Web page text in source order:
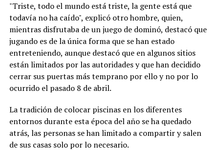
"Triste, todo el mundo está triste, la gente está que
todavía no ha caído", explicó otro hombre, quien,
mientras disfrutaba de un juego de dominó, destacó que
jugando es de la única forma que se han estado
entreteniendo, aunque destacó que en algunos sitios
están limitados por las autoridades y que han decidido
cerrar sus puertas más temprano por ello y no por lo
ocurrido el pasado 8 de abril.
La tradición de colocar piscinas en los diferentes
entornos durante esta época del año se ha quedado
atrás, las personas se han limitado a compartir y salen
de sus casas solo por lo necesario.